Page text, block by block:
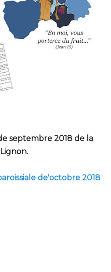
septembre 2018 de la
de'octobre 2018